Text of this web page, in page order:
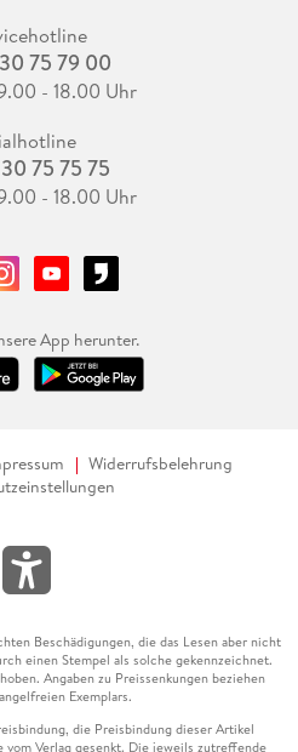
75 79 00
- 18.00 Uhr
75 75 75
- 18.00 Uhr
App herunter.
Widerrufsbelehrung
Beschädigungen, die das Lesen aber nicht
einen Stempel als solche gekennzeichnet.
Angaben zu Preissenkungen beziehen
Exemplars.
die Preisbindung dieser Artikel
Verlag gesenkt. Die jeweils zutreffende